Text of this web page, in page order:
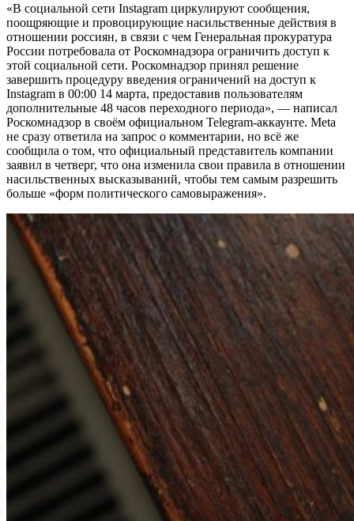
«В социальной сети Instagram циркулируют сообщения,
поощряющие и провоцирующие насильственные действия в
отношении россиян, в связи с чем Генеральная прокуратура
России потребовала от Роскомнадзора ограничить доступ к
этой социальной сети. Роскомнадзор принял решение
завершить процедуру введения ограничений на доступ к
Instagram в 00:00 14 марта, предоставив пользователям
дополнительные 48 часов переходного периода», — написал
Роскомнадзор в своём официальном Telegram-аккаунте. Meta
не сразу ответила на запрос о комментарии, но всё же
сообщила о том, что официальный представитель компании
заявил в четверг, что она изменила свои правила в отношении
насильственных высказываний, чтобы тем самым разрешить
больше «форм политического самовыражения».